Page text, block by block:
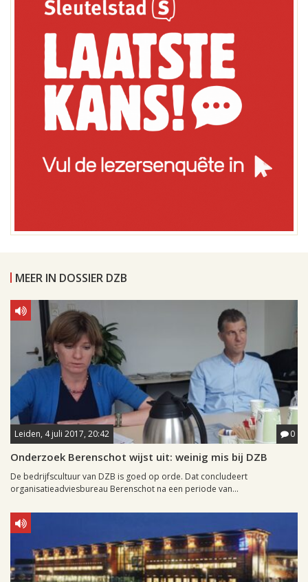
MEER IN DOSSIER DZB
Leiden, 4 juli 2017, 20:42 0
Onderzoek Berenschot wijst uit: weinig mis bij DZB
De bedrijfscultuur van DZB is goed op orde. Dat concludeert
organisatieadviesbureau Berenschot na een periode van...